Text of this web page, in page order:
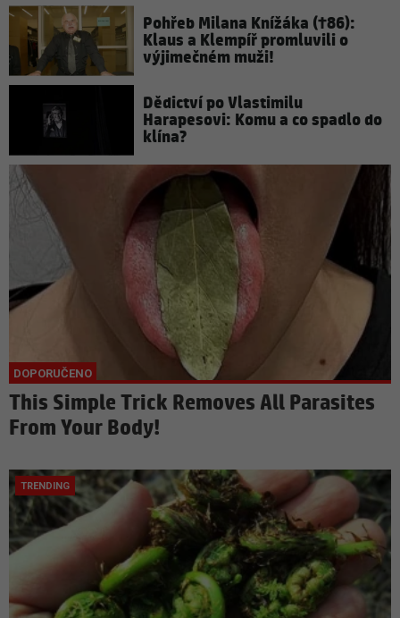
Pohřeb Milana Knížáka (†86):
Klaus a Klempíř promluvili o
výjimečném muži!
Dědictví po Vlastimilu
Harapesovi: Komu a co spadlo do
klína?
This Simple Trick Removes All Parasites
From Your Body!